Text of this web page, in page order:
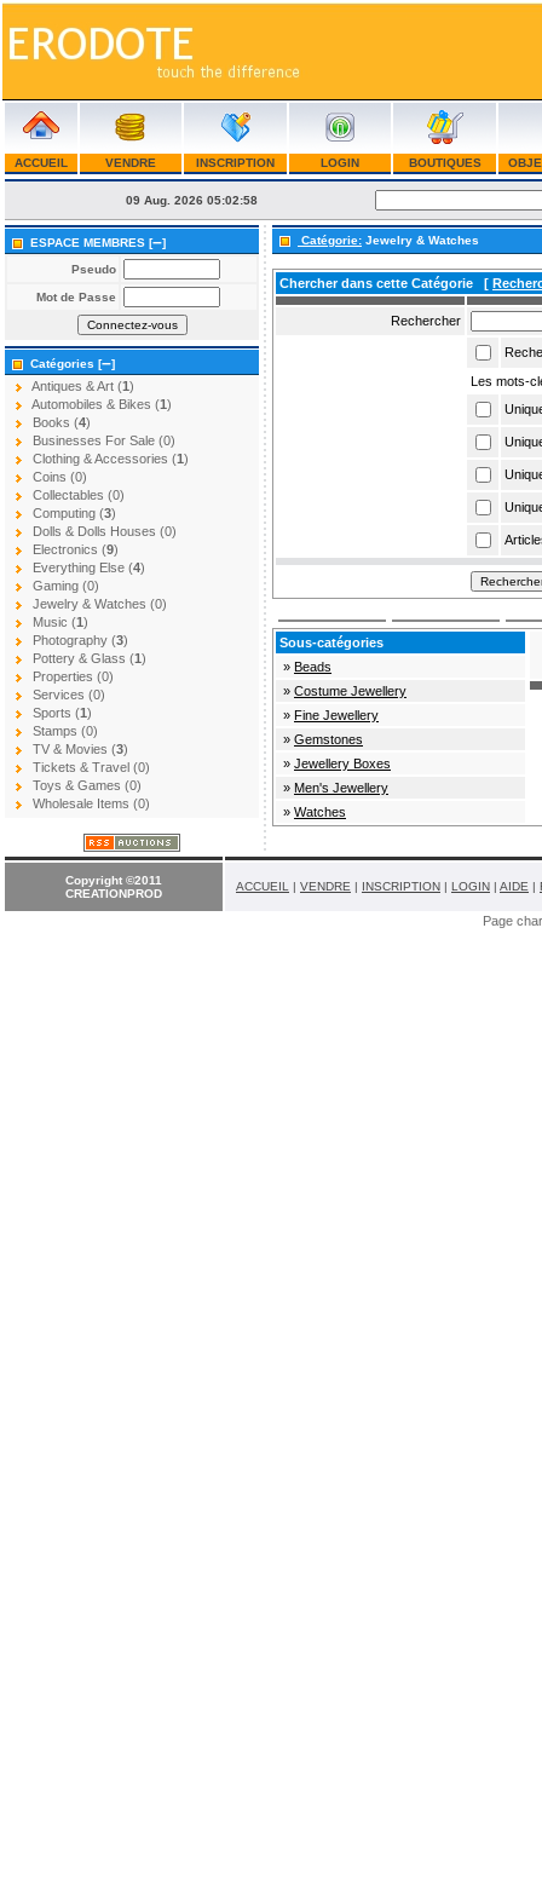
ACCUEIL VENDRE INSCRIPTION LOGIN BOUTIQUES
09 Aug. 2026 05:02:58
ESPACE MEMBRES [–]
Pseudo
Mot de Passe
Catégories [–]
Antiques & Art (1)
Automobiles & Bikes (1)
Books (4)
Businesses For Sale (0)
Clothing & Accessories (1)
Coins (0)
Collectables (0)
Computing (3)
Dolls & Dolls Houses (0)
Electronics (9)
Everything Else (4)
Gaming (0)
Jewelry & Watches (0)
Music (1)
Photography (3)
Pottery & Glass (1)
Properties (0)
Services (0)
Sports (1)
Stamps (0)
TV & Movies (3)
Tickets & Travel (0)
Toys & Games (0)
Wholesale Items (0)
Catégorie: Jewelry & Watches
Chercher dans cette Catégorie [
Rechercher
Les mots-
Sous-catégories
» Beads
» Costume Jewellery
» Fine Jewellery
» Gemstones
» Jewellery Boxes
» Men's Jewellery
» Watches
Copyright ©2011
CREATIONPROD
ACCUEIL | VENDRE | INSCRIPTION | LOGIN | AIDE |
Page